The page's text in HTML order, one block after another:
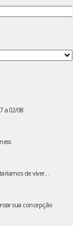
a 02/08
de viver...
sua concepção